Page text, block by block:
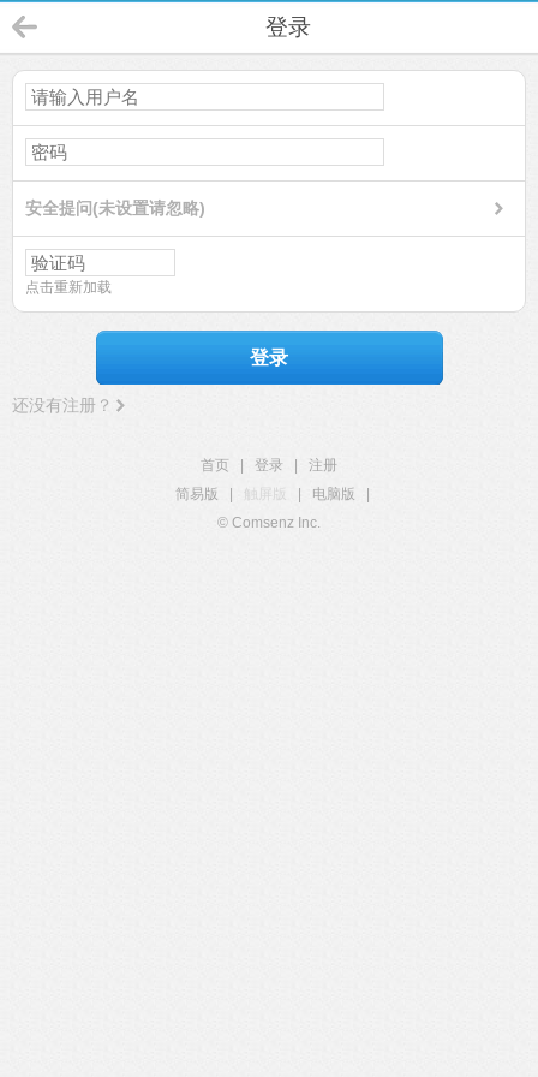
登录
安全提问(未设置请忽略)
点击重新加载
登录
还没有注册？
首页 登录
注册
简易版
触屏版 电脑版
© Comsenz Inc.